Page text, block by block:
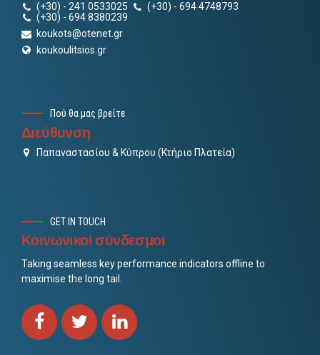
(+30) - 241 0533025
(+30) - 694 4748793
(+30) - 694 8380239
koukots@otenet.gr
koukoulitsios.gr
Πού θα μας βρείτε
Διεύθυνση
Παπαναστασίου & Κύπρου (Κτήριο Πλατεία)
GET IN TOUCH
Κοινωνικοί σύνδεσμοι
Taking seamless key performance indicators offline to
maximise the long tail.